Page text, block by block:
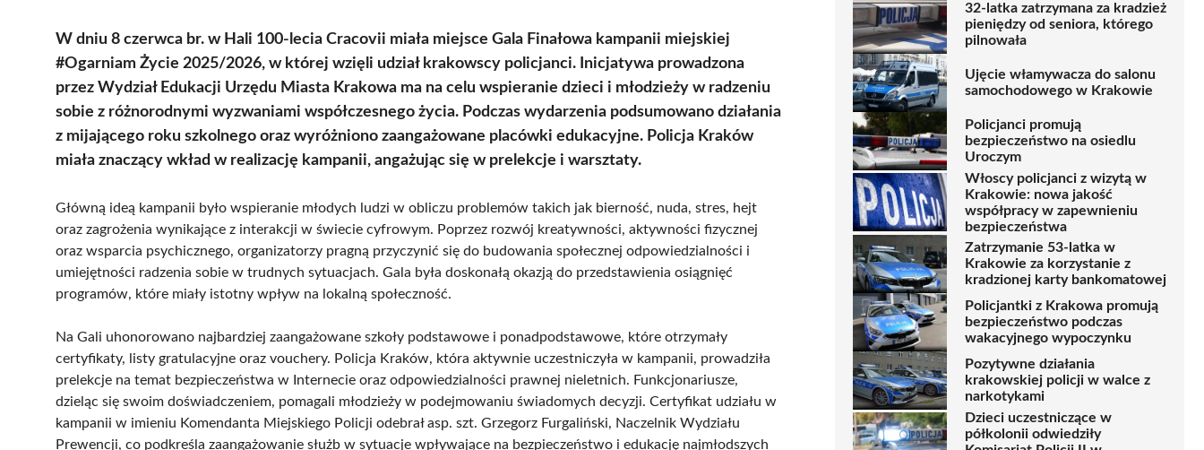
W dniu 8 czerwca br. w Hali 100-lecia Cracovii miała miejsce Gala Finałowa kampanii miejskiej
#Ogarniam Życie 2025/2026, w której wzięli udział krakowscy policjanci. Inicjatywa prowadzona
przez Wydział Edukacji Urzędu Miasta Krakowa ma na celu wspieranie dzieci i młodzieży w radzeniu
sobie z różnorodnymi wyzwaniami współczesnego życia. Podczas wydarzenia podsumowano działania
z mijającego roku szkolnego oraz wyróżniono zaangażowane placówki edukacyjne. Policja Kraków
miała znaczący wkład w realizację kampanii, angażując się w prelekcje i warsztaty.
Główną ideą kampanii było wspieranie młodych ludzi w obliczu problemów takich jak bierność, nuda, stres, hejt
oraz zagrożenia wynikające z interakcji w świecie cyfrowym. Poprzez rozwój kreatywności, aktywności fizycznej
oraz wsparcia psychicznego, organizatorzy pragną przyczynić się do budowania społecznej odpowiedzialności i
umiejętności radzenia sobie w trudnych sytuacjach. Gala była doskonałą okazją do przedstawienia osiągnięć
programów, które miały istotny wpływ na lokalną społeczność.
Na Gali uhonorowano najbardziej zaangażowane szkoły podstawowe i ponadpodstawowe, które otrzymały
certyfikaty, listy gratulacyjne oraz vouchery. Policja Kraków, która aktywnie uczestniczyła w kampanii, prowadziła
prelekcje na temat bezpieczeństwa w Internecie oraz odpowiedzialności prawnej nieletnich. Funkcjonariusze,
dzieląc się swoim doświadczeniem, pomagali młodzieży w podejmowaniu świadomych decyzji. Certyfikat udziału w
kampanii w imieniu Komendanta Miejskiego Policji odebrał asp. szt. Grzegorz Furgaliński, Naczelnik Wydziału
Prewencji, co podkreśla zaangażowanie służb w sytuacje wpływające na bezpieczeństwo i edukację najmłodszych
32-latka zatrzymana za kradzież
pieniędzy od seniora, którego
pilnowała
Ujęcie włamywacza do salonu
samochodowego w Krakowie
Policjanci promują
bezpieczeństwo na osiedlu
Uroczym
Włoscy policjanci z wizytą w
Krakowie: nowa jakość
współpracy w zapewnieniu
bezpieczeństwa
Zatrzymanie 53-latka w
Krakowie za korzystanie z
kradzionej karty bankomatowej
Policjantki z Krakowa promują
bezpieczeństwo podczas
wakacyjnego wypoczynku
Pozytywne działania
krakowskiej policji w walce z
narkotykami
Dzieci uczestniczące w
półkolonii odwiedziły